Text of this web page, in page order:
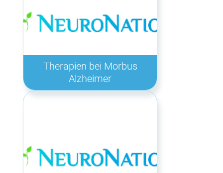
Therapien bei Morbus
Alzheimer